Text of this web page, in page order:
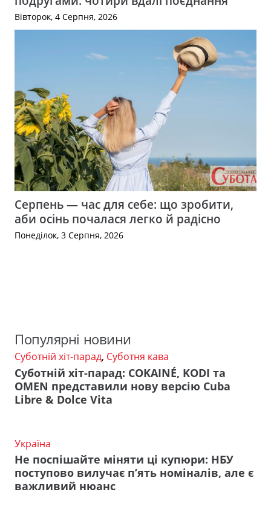
Вівторок, 4 Серпня, 2026
Серпень — час для себе: що зробити,
аби осінь почалася легко й радісно
Понеділок, 3 Серпня, 2026
Популярні новини
Суботній хіт-парад, Суботня кава
Суботній хіт-парад: COKAINÉ, KODI та
OMEN представили нову версію Cuba
Libre & Dolce Vita
Україна
Не поспішайте міняти ці купюри: НБУ
поступово вилучає п’ять номіналів, але є
важливий нюанс